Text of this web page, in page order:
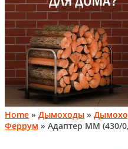
Home » Дымоходы »
Феррум » Адаптер ММ (430/